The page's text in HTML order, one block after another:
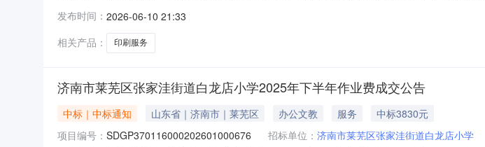
额AC23090199其他印刷服务济南市莱芜星海教育印刷有限公司
发布时间： 2026-06-10 21:33
相关产品：
印刷服务
济南市莱芜区张家洼街道白龙店小学2025年下半年作业费成交公告
中标｜中标通知 山东省｜济南市｜莱芜区 办公文教 服务
中标3830元
项目编号： SDGP370116000202601000676 招标单位： 济南市莱芜区张家洼街道白龙店小学